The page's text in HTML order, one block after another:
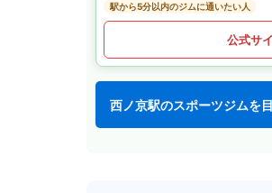
駅から5分以内のジムに通いたい人
公式サ
西ノ京駅のスポーツジムを